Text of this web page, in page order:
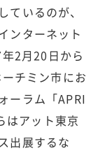
いるのが、
ンターネット
2月20日から
チミン市にお
ーラム「APRI
はアット東京
出展するな